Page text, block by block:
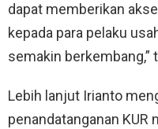
dapat memberikan
kepada para pelaku
semakin berkembang,”
Lebih lanjut Irianto
penandatanganan KUR